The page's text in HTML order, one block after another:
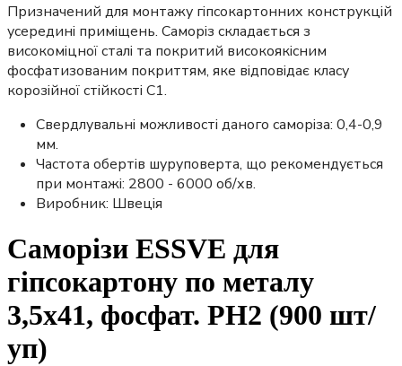
Призначений для монтажу гіпсокартонних конструкцій
усередині приміщень. Саморіз складається з
високоміцної сталі та покритий високоякісним
фосфатизованим покриттям, яке відповідає класу
корозійної стійкості С1.
Свердлувальні можливості даного саморіза: 0,4-0,9
мм.
Частота обертів шуруповерта, що рекомендується
при монтажі: 2800 - 6000 об/хв.
Виробник: Швеція
Саморізи ESSVE для
гіпсокартону по металу
3,5х41, фосфат. PH2 (900 шт/
уп)